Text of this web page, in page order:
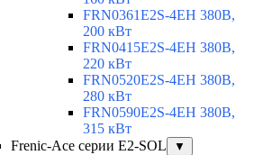
FRN0361E2S-4EH 380В,
200 кВт
FRN0415E2S-4EH 380В,
220 кВт
FRN0520E2S-4EH 380В,
280 кВт
FRN0590E2S-4EH 380В,
315 кВт
Frenic-Ace серии E2-SOL
▼